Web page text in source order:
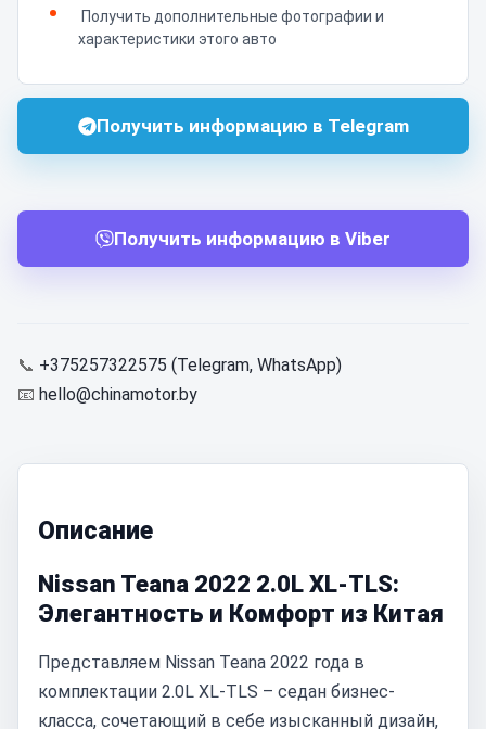
Получить дополнительные фотографии и
характеристики этого авто
Получить информацию в Telegram
Получить информацию в Viber
📞 +375257322575 (Telegram, WhatsApp)
📧 hello@chinamotor.by
Описание
Nissan Teana 2022 2.0L XL-TLS:
Элегантность и Комфорт из Китая
Представляем Nissan Teana 2022 года в
комплектации 2.0L XL-TLS – седан бизнес-
класса, сочетающий в себе изысканный дизайн,